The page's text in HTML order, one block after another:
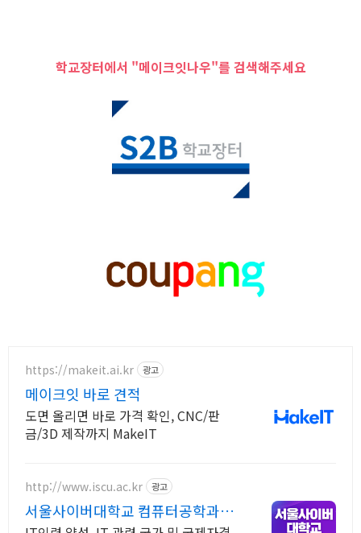
학교장터에서 "메이크잇나우"를 검색해주세요
https://makeit.ai.kr 광고
메이크잇 바로 견적
도면 올리면 바로 가격 확인, CNC/판
금/3D 제작까지 MakeIT
http://www.iscu.ac.kr 광고
서울사이버대학교 컴퓨터공학과